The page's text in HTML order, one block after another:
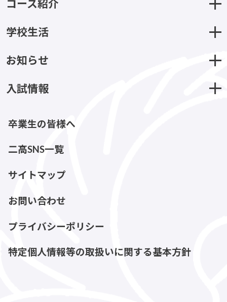
コース紹介
学校生活
お知らせ
入試情報
卒業生の皆様へ
二高SNS一覧
サイトマップ
お問い合わせ
プライバシーポリシー
特定個人情報等の取扱いに関する基本方針